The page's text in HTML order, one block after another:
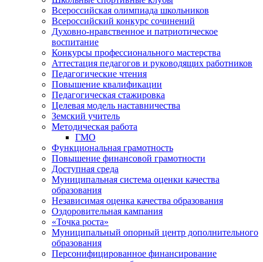
Всероссийская олимпиада школьников
Всероссийский конкурс сочинений
Духовно-нравственное и патриотическое
воспитание
Конкурсы профессионального мастерства
Аттестация педагогов и руководящих работников
Педагогические чтения
Повышение квалификации
Педагогическая стажировка
Целевая модель наставничества
Земский учитель
Методическая работа
ГМО
Функциональная грамотность
Повышение финансовой грамотности
Доступная среда
Муниципальная система оценки качества
образования
Независимая оценка качества образования
Оздоровительная кампания
«Точка роста»
Муниципальный опорный центр дополнительного
образования
Персонифицированное финансирование